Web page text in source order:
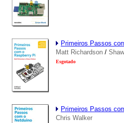
Primeiros Passos
Matt Richardson /
Esgotado
Primeiros Passos
Chris Walker